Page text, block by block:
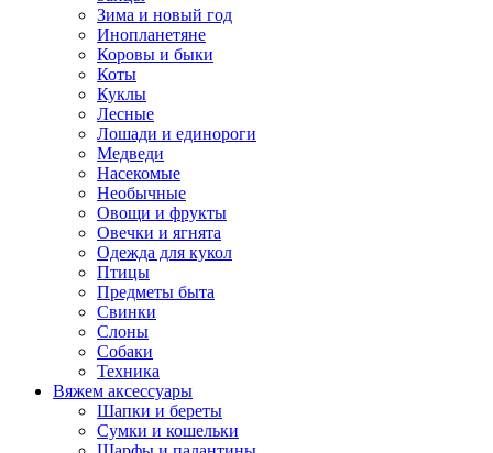
Зима и новый год
Инопланетяне
Коровы и быки
Коты
Куклы
Лесные
Лошади и единороги
Медведи
Насекомые
Необычные
Овощи и фрукты
Овечки и ягнята
Одежда для кукол
Птицы
Предметы быта
Свинки
Слоны
Собаки
Техника
Вяжем аксессуары
Шапки и береты
Сумки и кошельки